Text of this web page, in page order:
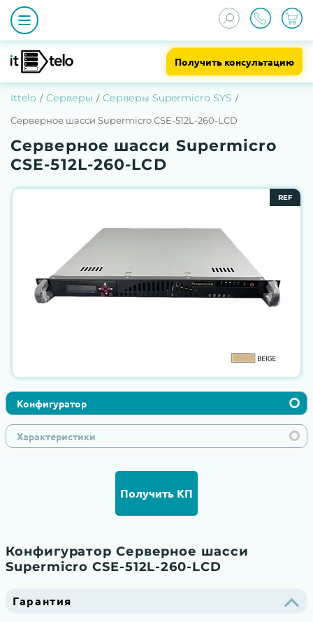
Получить консультацию
Ittelo Серверы Серверы Supermicro SYS
Серверное шасси Supermicro CSE-512L-260-LCD
Серверное шасси Supermicro
CSE-512L-260-LCD
REF
Конфигуратор
Характеристики
Получить КП
Конфигуратор Серверное шасси
Supermicro CSE-512L-260-LCD
Гарантия